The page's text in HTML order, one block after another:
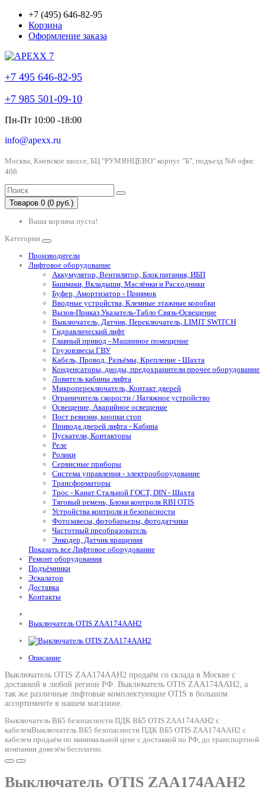
+7 (495) 646-82-95
Корзина
Оформление заказа
+7 495 646-82-95
+7 985 501-09-10
Пн-Пт 10:00 -18:00
info@apexx.ru
Москва, Киевское шоссе, БЦ "РУМЯНЦЕВО" корпус "Б", подъезд №6 офис
408
Товаров 0 (0 руб.)
Ваша корзина пуста!
Категории
Производители
Лифтовое оборудование
Аккумулятор, Вентилятор, Блок питания, ИБП
Башмаки, Вкладыши, Маслёнки и Расходники
Буфер, Амортизатор - Приямок
Вводные устройства, Клемные этажные коробки
Вызов-Приказ Указатель-Табло Связь-Освещение
Выключатель, Датчик, Переключатель, LIMIT SWITCH
Гидравлический лифт
Главный привод - Машинное помещение
Грузовзвесы ГВУ
Кабель, Провод, Разъёмы, Крепление - Шахта
Конденсаторы, диоды, предохранители прочее оборудование
Ловитель кабины лифта
Микропереключатель, Контакт дверей
Ограничитель скорости / Натяжное устройство
Освещение, Аварийное освещение
Пост ревизии, кнопки стоп
Привода дверей лифта - Кабина
Пускатели, Контакторы
Реле
Ролики
Сервисные приборы
Система управления - электрооборудование
Трансформаторы
Трос - Канат Стальной ГОСТ, DIN - Шахта
Тяговый ремень, Блоки контроля RBI OTIS
Устройства контроля и безопасности
Фотозавесы, фотобарьеры, фотодатчики
Частотный преобразователь
Энкодер, Датчик вращения
Показать все Лифтовое оборудование
Ремонт оборудования
Подъёмники
Эскалатор
Доставка
Контакты
Выключатель OTIS ZAA174AAH2
Описание
Выключатель OTIS ZAA174AAH2 продаём со склада в Москве с
доставкой в любой регион РФ. Выключатель OTIS ZAA174AAH2, а
так же различные лифтовые комплектующие OTIS в большом
ассортименте в нашем магазине.
Выключатель ВБ5 безопасности ПДК ВБ5 OTIS ZAA174AAH2 с
кабелемВыключатель ВБ5 безопасности ПДК ВБ5 OTIS ZAA174AAH2 с
кабелем продаём по минимальной цене с доставкой по РФ, до транспортной
компании довезём бесплатно.
Выключатель OTIS ZAA174AAH2